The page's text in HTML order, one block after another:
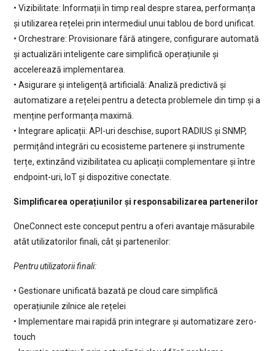
• Vizibilitate: Informații în timp real despre starea, performanța
și utilizarea rețelei prin intermediul unui tablou de bord unificat.
• Orchestrare: Provisionare fără atingere, configurare automată
și actualizări inteligente care simplifică operațiunile și
accelerează implementarea.
• Asigurare și inteligență artificială: Analiză predictivă și
automatizare a rețelei pentru a detecta problemele din timp și a
menține performanța maximă.
• Integrare aplicații: API-uri deschise, suport RADIUS și SNMP,
permițând integrări cu ecosisteme partenere și instrumente
terțe, extinzând vizibilitatea cu aplicații complementare și între
endpoint-uri, IoT și dispozitive conectate.
Simplificarea operațiunilor și responsabilizarea partenerilor
OneConnect este conceput pentru a oferi avantaje măsurabile
atât utilizatorilor finali, cât și partenerilor:
Pentru utilizatorii finali:
• Gestionare unificată bazată pe cloud care simplifică
operațiunile zilnice ale rețelei
• Implementare mai rapidă prin integrare și automatizare zero-
touch